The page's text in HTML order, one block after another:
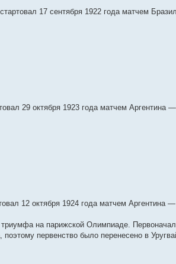
17 сентября 1922 года матчем
29 октября 1923 года матчем Аргентина —
12 октября 1924 года матчем Аргентина —
триумфа на парижской Олимпиаде.
первенство было перенесено в